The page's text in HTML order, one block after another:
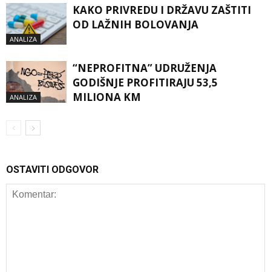
ANALIZA
KAKO PRIVREDU I DRŽAVU ZAŠTITI
OD LAŽNIH BOLOVANJA
ANALIZA
“NEPROFITNA” UDRUŽENJA
GODIŠNJE PROFITIRAJU 53,5
MILIONA KM
OSTAVITI ODGOVOR